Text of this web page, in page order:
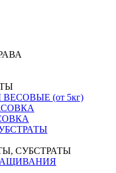
(от 5кг)
СУБСТРАТЫ